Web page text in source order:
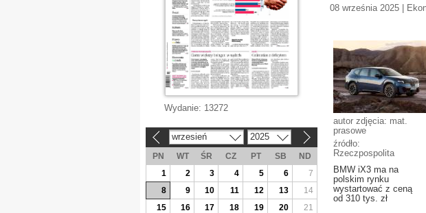
08 września 2025 |
autor zdjęcia: mat.
prasowe
źródło:
Rzeczpospolita
BMW iX3 ma na
polskim rynku
wystartować z ceną
od 310 tys. zł
Wydanie: 13272
wrzesień 2025
PN WT ŚR CZ PT SB
ND
1
2 3 4 5 6
7
8
9 10 11 12 13
14
15
16 17 18 19 20
21